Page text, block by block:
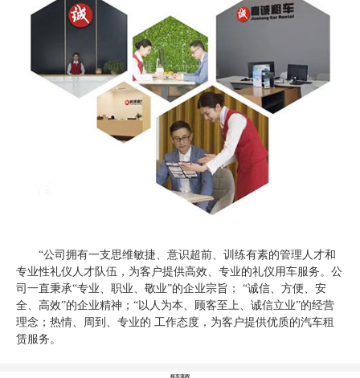
“公司拥有一支思维敏捷、意识超前、训练有素的管理人才和
专业性礼仪人才队伍，为客户提供高效、专业的礼仪用车服务。公
司一直秉承“专业、职业、敬业”的企业宗旨； “诚信、方便、安
全、高效”的企业精神；“以人为本、顾客至上、诚信立业”的经营
理念；热情、周到、专业的 工作态度，为客户提供优质的汽车租
赁服务。
租车流程